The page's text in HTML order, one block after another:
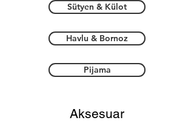
Sütyen & Külot
Havlu & Bornoz
Pijama
Aksesuar